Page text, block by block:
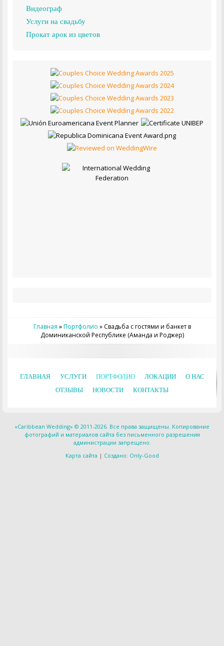
Видеограф
Услуги на свадьбу
Прокат арок из цветов
Главная »Портфолио » Свадьба с гостями и банкет в
Доминиканской Республике (Аманда и Роджер)
ГЛАВНАЯ УСЛУГИ ПОРТФОЛИО ЛОКАЦИИ
О НАС
ОТЗЫВЫ
НОВОСТИ КОНТАКТЫ
«Caribbean Wedding» © 2011-2026. Все права защищены. Копирование
фотографий и материалов сайта без письменного разрешения
администрации запрещено.
Карта сайта | Создано: Only-Good